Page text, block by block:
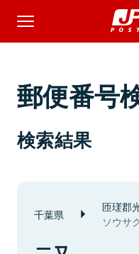
郵便番号
検索結果
千葉県 匝瑳郡
ソウサ